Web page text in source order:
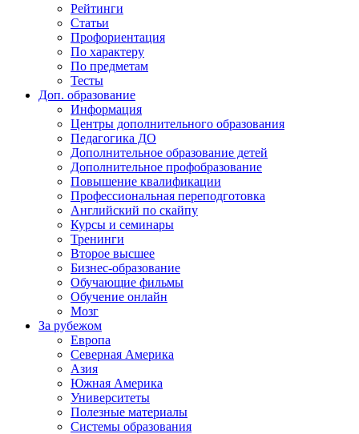
Рейтинги
Статьи
Профориентация
По характеру
По предметам
Тесты
Доп. образование
Информация
Центры дополнительного образования
Педагогика ДО
Дополнительное образование детей
Дополнительное профобразование
Повышение квалификации
Профессиональная переподготовка
Английский по скайпу
Курсы и семинары
Тренинги
Второе высшее
Бизнес-образование
Обучающие фильмы
Обучение онлайн
Мозг
За рубежом
Европа
Северная Америка
Азия
Южная Америка
Университеты
Полезные материалы
Системы образования